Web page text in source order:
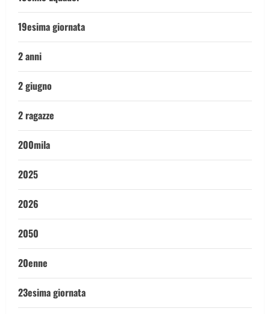
19esima giornata
2 anni
2 giugno
2 ragazze
200mila
2025
2026
2050
20enne
23esima giornata